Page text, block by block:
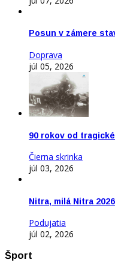
Posun v zámere
Doprava
júl 05, 2026
90 rokov od
Čierna skrinka
júl 03, 2026
Nitra, milá Nitra
Podujatia
júl 02, 2026
Šport